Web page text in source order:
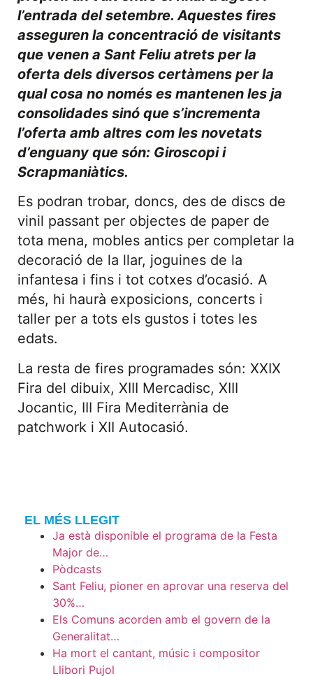
l’entrada del setembre. Aquestes fires
asseguren la concentració de visitants
que venen a Sant Feliu atrets per la
oferta dels diversos certàmens per la
qual cosa no només es mantenen les ja
consolidades sinó que s’incrementa
l’oferta amb altres com les novetats
d’enguany que són: Giroscopi i
Scrapmaniàtics.
Es podran trobar, doncs, des de discs de
vinil passant per objectes de paper de
tota mena, mobles antics per completar la
decoració de la llar, joguines de la
infantesa i fins i tot cotxes d’ocasió. A
més, hi haurà exposicions, concerts i
taller per a tots els gustos i totes les
edats.
La resta de fires programades són: XXIX
Fira del dibuix, XIII Mercadisc, XIII
Jocantic, III Fira Mediterrània de
patchwork i XII Autocasió.
EL MÉS LLEGIT
Ja està disponible el programa de la Festa
Major de…
Pòdcasts
Sant Feliu, pioner en aprovar una reserva del
30%…
Els Comuns acorden amb el govern de la
Generalitat…
Ha mort el cantant, músic i compositor
Llibori Pujol